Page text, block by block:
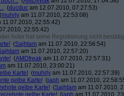
(ducduc am 12.07.2010, 07:27:53)
(muhrly am 11.07.2010, 22:53:08)
11.07.2010, 22:55:42)
22:55:42)
Autor hat seine Registrierung nicht
(Sajhtam am 11.07.2010, 22:56:54)
am 11.07.2010, 22:57:20)
(AMDfreak am 11.07.2010, 22:57:31)
am 11.07.2010, 23:00:21)
Karte! (muhrly am 11.07.2010, 22:57:39)
gelbe Karte! (japh am 11.07.2010,
gelbe Karte! (Sajhtam am 11.07.2010,
gelbe Karte! (japh am 11.07.2010,